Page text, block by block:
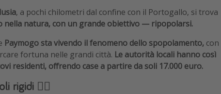
, a pochi chilometri dal confine con il Portogallo, si trova
nella natura, con un grande obiettivo — ripopolarsi.
Paymogo sta vivendo il fenomeno dello spopolamento, con
fortuna nelle grandi città. Le autorità locali hanno così
residenti, offrendo case a partire da soli 17.000 euro.
rigidi ⛓️‍💥